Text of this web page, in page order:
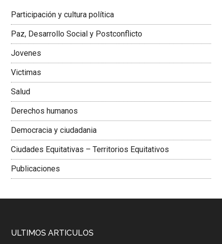
Colombiana
Participación y cultura política
Paz, Desarrollo Social y Postconflicto
Jovenes
Victimas
Salud
Derechos humanos
Democracia y ciudadania
Ciudades Equitativas – Territorios Equitativos
Publicaciones
ULTIMOS ARTICULOS